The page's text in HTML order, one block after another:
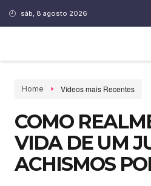
sáb, 8 agosto 2026
Home Vídeos mais Recentes
COMO
VIDA DE UM
ACHISMOS